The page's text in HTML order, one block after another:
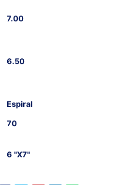
7.00
6.50
Espiral
70
6 "X7"